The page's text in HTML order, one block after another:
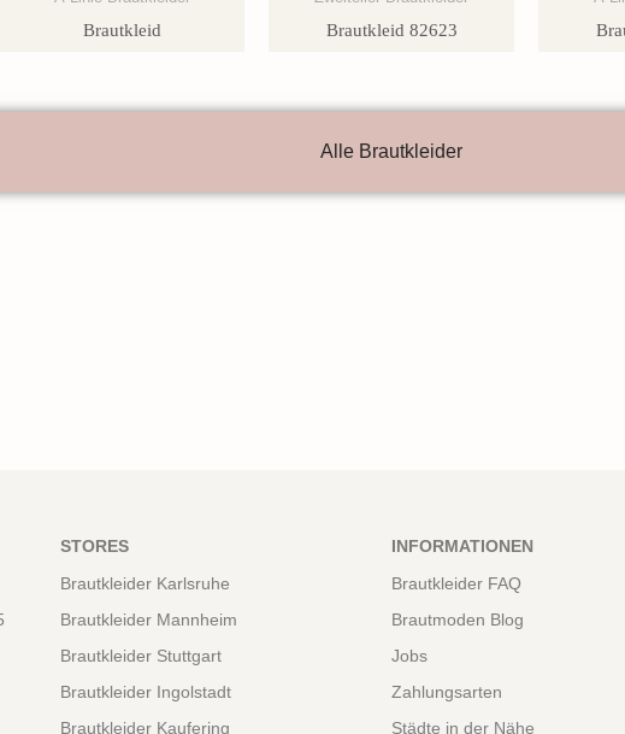
Brautkleid Brautkleid 82623
Alle Brautkleider
STORES
Brautkleider Karlsruhe
Brautkleider Mannheim
Brautkleider Stuttgart
Brautkleider Ingolstadt
Brautkleider Kaufering
INFORMATIONEN
Brautkleider FAQ
Brautmoden Blog
Jobs
Zahlungsarten
Städte in der Nähe